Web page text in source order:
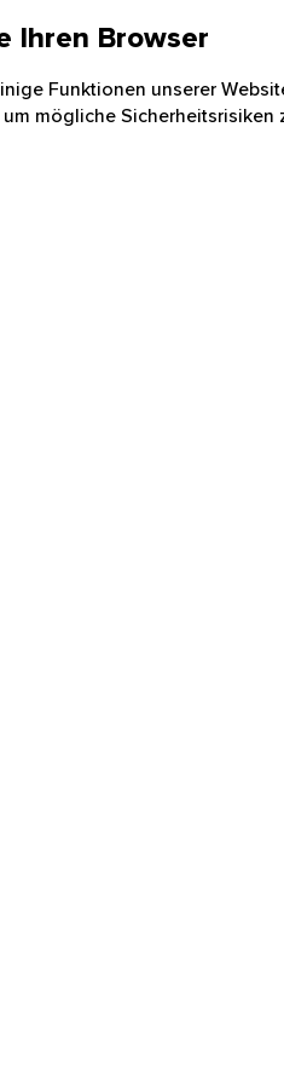
Ihren Browser
Funktionen unserer
mögliche Sicherheitsrisiken